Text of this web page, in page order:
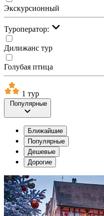
Экскурсионный
Туроператор:
Дилижанс тур
Голубая птица
1 тур
Популярные
Ближайшие
Популярные
Дешевые
Дорогие